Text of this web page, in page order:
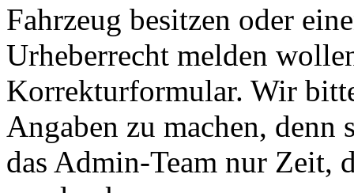
Fahrzeug besitzen oder
Urheberrecht melden
Korrekturformular. Wir
Angaben zu machen,
das Admin-Team nur Zeit,